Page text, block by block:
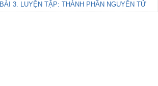
BÀI 3. LUYỆN TẬP: THÀNH PHẦN NGUYÊN TỬ